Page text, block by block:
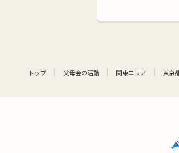
トップ 父母会の活動 関東エリア 東京